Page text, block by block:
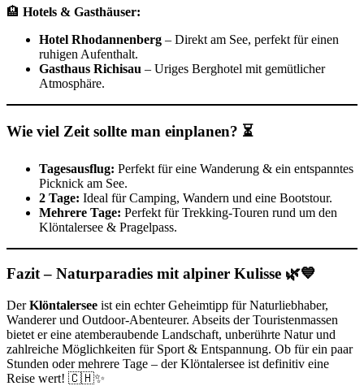
🏨 Hotels & Gasthäuser:
Hotel Rhodannenberg – Direkt am See, perfekt für einen
ruhigen Aufenthalt.
Gasthaus Richisau – Uriges Berghotel mit gemütlicher
Atmosphäre.
Wie viel Zeit sollte man einplanen? ⏳
Tagesausflug: Perfekt für eine Wanderung & ein entspanntes
Picknick am See.
2 Tage: Ideal für Camping, Wandern und eine Bootstour.
Mehrere Tage: Perfekt für Trekking-Touren rund um den
Klöntalersee & Pragelpass.
Fazit – Naturparadies mit alpiner Kulisse 🌿💙
DerKlöntalersee ist ein echter Geheimtipp für Naturliebhaber,
Wanderer und Outdoor-Abenteurer. Abseits der Touristenmassen
bietet er eine atemberaubende Landschaft, unberührte Natur und
zahlreiche Möglichkeiten für Sport & Entspannung. Ob für ein paar
Stunden oder mehrere Tage – der Klöntalersee ist definitiv eine
Reise wert! 🇨🇭✨